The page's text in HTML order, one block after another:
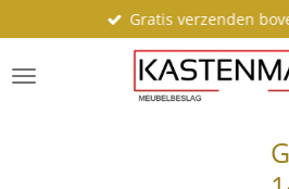
direct
naar
de
Gratis verzenden